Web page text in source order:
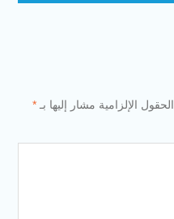
الحقول الإلزامية مشار إليها بـ *